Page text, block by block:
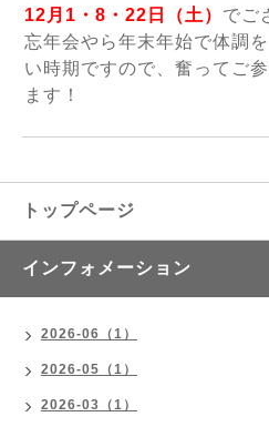
12月1・8・22日（土） でご
忘年会やら年末年始で体調
い時期ですので、奮ってご
ます！
トップページ
インフォメーション
2026-06（1）
2026-05（1）
2026-03（1）